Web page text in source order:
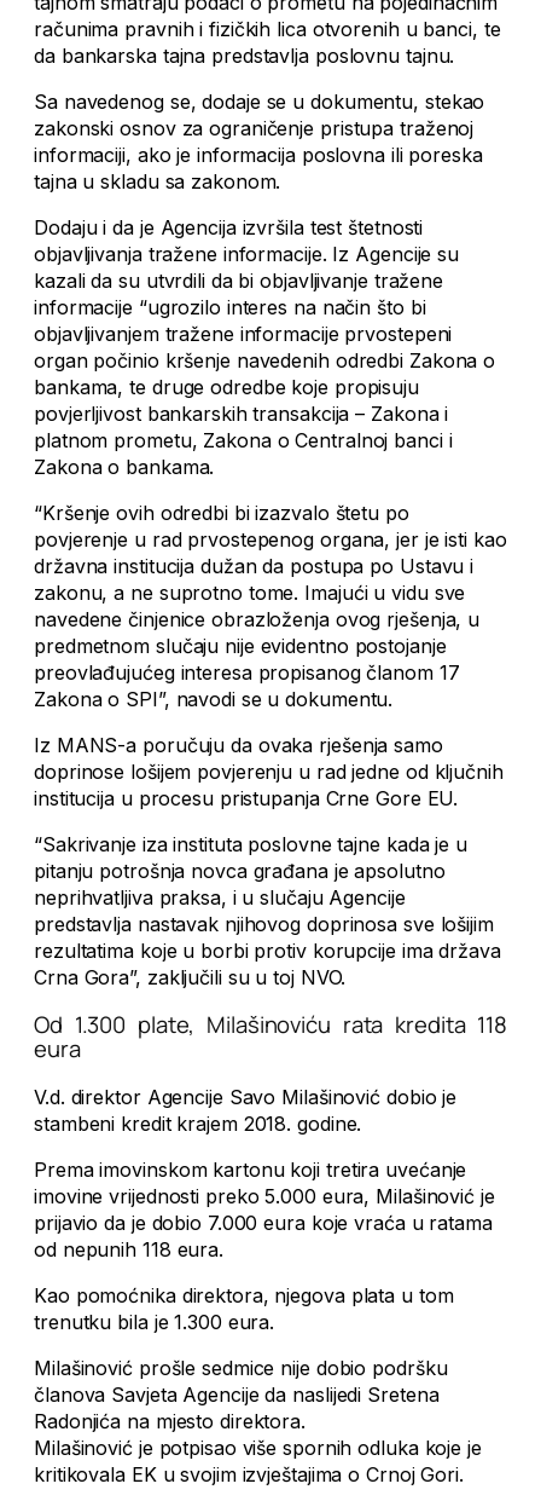
računima pravnih i fizičkih lica otvorenih u banci, te
da bankarska tajna predstavlja poslovnu tajnu.
Sa navedenog se, dodaje se u dokumentu, stekao
zakonski osnov za ograničenje pristupa traženoj
informaciji, ako je informacija poslovna ili poreska
tajna u skladu sa zakonom.
Dodaju i da je Agencija izvršila test štetnosti
objavljivanja tražene informacije. Iz Agencije su
kazali da su utvrdili da bi objavljivanje tražene
informacije “ugrozilo interes na način što bi
objavljivanjem tražene informacije prvostepeni
organ počinio kršenje navedenih odredbi Zakona o
bankama, te druge odredbe koje propisuju
povjerljivost bankarskih transakcija – Zakona i
platnom prometu, Zakona o Centralnoj banci i
Zakona o bankama.
“Kršenje ovih odredbi bi izazvalo štetu po
povjerenje u rad prvostepenog organa, jer je isti kao
državna institucija dužan da postupa po Ustavu i
zakonu, a ne suprotno tome. Imajući u vidu sve
navedene činjenice obrazloženja ovog rješenja, u
predmetnom slučaju nije evidentno postojanje
preovlađujućeg interesa propisanog članom 17
Zakona o SPI”, navodi se u dokumentu.
Iz MANS-a poručuju da ovaka rješenja samo
doprinose lošijem povjerenju u rad jedne od ključnih
institucija u procesu pristupanja Crne Gore EU.
“Sakrivanje iza instituta poslovne tajne kada je u
pitanju potrošnja novca građana je apsolutno
neprihvatljiva praksa, i u slučaju Agencije
predstavlja nastavak njihovog doprinosa sve lošijim
rezultatima koje u borbi protiv korupcije ima država
Crna Gora”, zaključili su u toj NVO.
Od 1.300 plate, Milašinoviću rata kredita 118
eura
V.d. direktor Agencije Savo Milašinović dobio je
stambeni kredit krajem 2018. godine.
Prema imovinskom kartonu koji tretira uvećanje
imovine vrijednosti preko 5.000 eura, Milašinović je
prijavio da je dobio 7.000 eura koje vraća u ratama
od nepunih 118 eura.
Kao pomoćnika direktora, njegova plata u tom
trenutku bila je 1.300 eura.
Milašinović prošle sedmice nije dobio podršku
članova Savjeta Agencije da naslijedi Sretena
Radonjića na mjesto direktora.
Milašinović je potpisao više spornih odluka koje je
kritikovala EK u svojim izvještajima o Crnoj Gori.